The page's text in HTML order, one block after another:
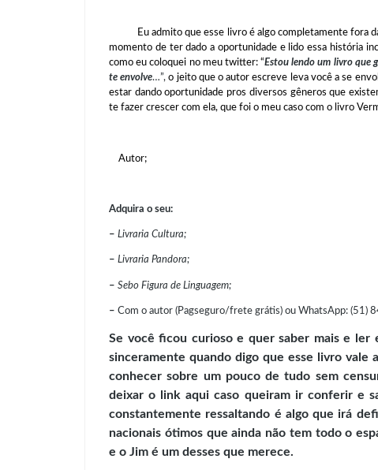
Eu admito que esse livro é algo completamente fora da
momento de ter dado a oportunidade e lido essa história
como eu coloquei no meu twitter: “Estou lendo um livro que
te envolve…”, o jeito que o autor escreve leva você a se
estar dando oportunidade pros diversos gêneros que
te fazer crescer com ela, que foi o meu caso com o livro
Autor;
Adquira o seu:
– Livraria Cultura;
– Livraria Pandora;
– Sebo Figura de Linguagem;
– Com o autor (Pagseguro/frete grátis) ou WhatsApp: (51)
Se você ficou curioso e quer saber mais e ler
sinceramente quando digo que esse livro
conhecer sobre um pouco de tudo sem
deixar o link aqui caso queiram ir conferir e
constantemente ressaltando é algo que irá
nacionais ótimos que ainda não tem todo o
e o Jim é um desses que merece.